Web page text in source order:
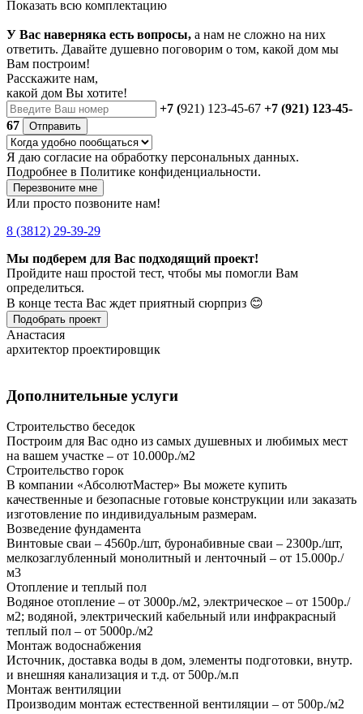
Показать всю комплектацию
У Вас наверняка есть вопросы, а нам не сложно на них
ответить. Давайте душевно поговорим о том, какой дом мы
Вам построим!
Расскажите нам,
какой дом Вы хотите!
+7 (921) 123-45-67 +7 (921) 123-45-
67
Отправить
Я даю согласие на обработку персональных данных.
Подробнее в Политике конфиденциальности.
Перезвоните мне
Или просто позвоните нам!
8 (3812) 29-39-29
Мы подберем для Вас подходящий проект!
Пройдите наш простой тест, чтобы мы помогли Вам
определиться.
В конце теста Вас ждет приятный сюрприз 😊
Подобрать проект
Анастасия
архитектор проектировщик
Дополнительные услуги
Строительство беседок
Построим для Вас одно из самых душевных и любимых мест
на вашем участке – от 10.000р./м2
Строительство горок
В компании «АбсолютМастер» Вы можете купить
качественные и безопасные готовые конструкции или заказать
изготовление по индивидуальным размерам.
Возведение фундамента
Винтовые сваи – 4560р./шт, буронабивные сваи – 2300р./шт,
мелкозаглубленный монолитный и ленточный – от 15.000р./
м3
Отопление и теплый пол
Водяное отопление – от 3000р./м2, электрическое – от 1500р./
м2; водяной, электрический кабельный или инфракрасный
теплый пол – от 5000р./м2
Монтаж водоснабжения
Источник, доставка воды в дом, элементы подготовки, внутр.
и внешняя канализация и т.д. от 500р./м.п
Монтаж вентиляции
Производим монтаж естественной вентиляции – от 500р./м2